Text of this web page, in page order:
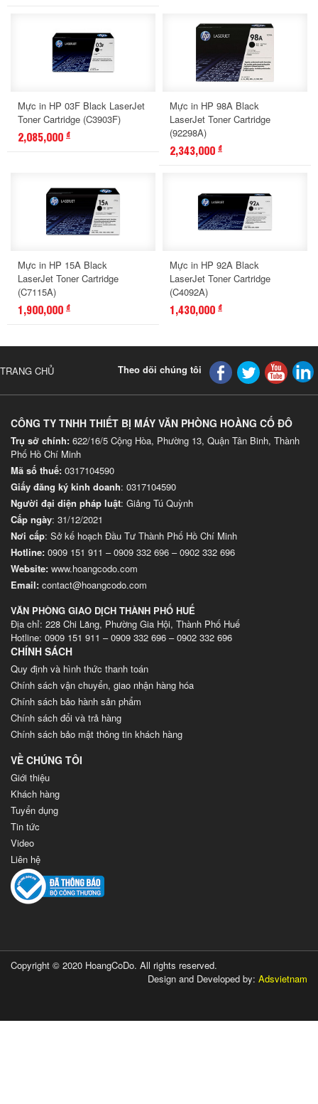
Mực in HP 03F Black LaserJet
Toner Cartridge (C3903F)
2,085,000 đ
Mực in HP 98A Black
LaserJet Toner Cartridge
(92298A)
2,343,000 đ
Mực in HP 15A Black
LaserJet Toner Cartridge
(C7115A)
1,900,000 đ
Mực in HP 92A Black
LaserJet Toner Cartridge
(C4092A)
1,430,000 đ
TRANG CHỦ Theo dõi chúng tôi
CÔNG TY TNHH THIẾT BỊ MÁY VĂN PHÒNG HOÀNG CỐ ĐÔ
Trụ sở chính: 622/16/5 Cộng Hòa, Phường 13, Quận Tân Binh, Thành
Phố Hồ Chí Minh
Mã số thuế: 0317104590
Giấy đăng ký kinh doanh: 0317104590
Người đại diện pháp luật: Giảng Tú Quỳnh
Cấp ngày: 31/12/2021
Nơi cấp: Sở kế hoạch Đầu Tư Thành Phố Hồ Chí Minh
Hotline: 0909 151 911 –0909 332 696 –0902 332 696
Website: www.hoangcodo.com
Email: contact@hoangcodo.com
VĂN PHÒNG GIAO DỊCH THÀNH PHỐ HUẾ
Địa chỉ: 228 Chi Lăng, Phường Gia Hội, Thành Phố Huế
Hotline: 0909 151 911 – 0909 332 696 – 0902 332 696
CHÍNH SÁCH
Quy định và hình thức thanh toán
Chính sách vận chuyển, giao nhận hàng hóa
Chính sách bảo hành sản phẩm
Chính sách đổi và trả hàng
Chính sách bảo mật thông tin khách hàng
VỀ CHÚNG TÔI
Giới thiệu
Khách hàng
Tuyển dụng
Tin tức
Video
Liên hệ
Copyright © 2020 HoangCoDo. All rights reserved.
Design and Developed by: Adsvietnam